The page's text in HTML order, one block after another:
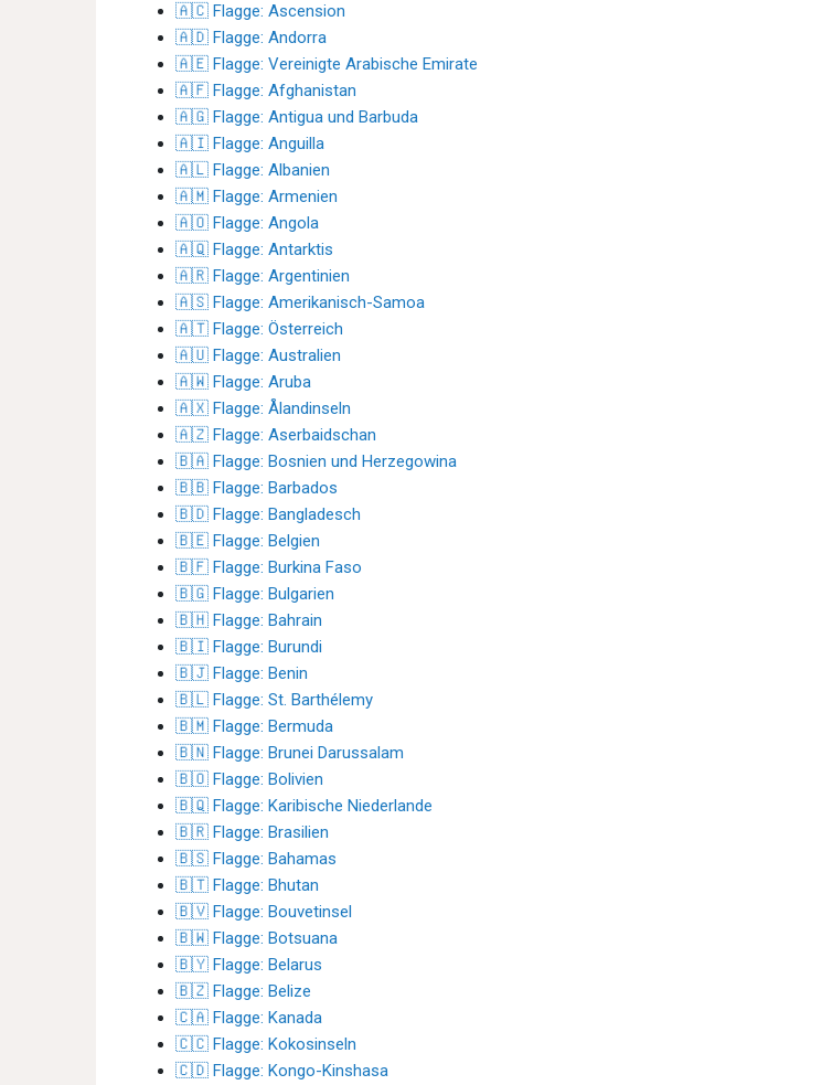
🇦🇨 Flagge: Ascension
🇦🇩 Flagge: Andorra
🇦🇪 Flagge: Vereinigte Arabische Emirate
🇦🇫 Flagge: Afghanistan
🇦🇬 Flagge: Antigua und Barbuda
🇦🇮 Flagge: Anguilla
🇦🇱 Flagge: Albanien
🇦🇲 Flagge: Armenien
🇦🇴 Flagge: Angola
🇦🇶 Flagge: Antarktis
🇦🇷 Flagge: Argentinien
🇦🇸 Flagge: Amerikanisch-Samoa
🇦🇹 Flagge: Österreich
🇦🇺 Flagge: Australien
🇦🇼 Flagge: Aruba
🇦🇽 Flagge: Ålandinseln
🇦🇿 Flagge: Aserbaidschan
🇧🇦 Flagge: Bosnien und Herzegowina
🇧🇧 Flagge: Barbados
🇧🇩 Flagge: Bangladesch
🇧🇪 Flagge: Belgien
🇧🇫 Flagge: Burkina Faso
🇧🇬 Flagge: Bulgarien
🇧🇭 Flagge: Bahrain
🇧🇮 Flagge: Burundi
🇧🇯 Flagge: Benin
🇧🇱 Flagge: St. Barthélemy
🇧🇲 Flagge: Bermuda
🇧🇳 Flagge: Brunei Darussalam
🇧🇴 Flagge: Bolivien
🇧🇶 Flagge: Karibische Niederlande
🇧🇷 Flagge: Brasilien
🇧🇸 Flagge: Bahamas
🇧🇹 Flagge: Bhutan
🇧🇻 Flagge: Bouvetinsel
🇧🇼 Flagge: Botsuana
🇧🇾 Flagge: Belarus
🇧🇿 Flagge: Belize
🇨🇦 Flagge: Kanada
🇨🇨 Flagge: Kokosinseln
🇨🇩 Flagge: Kongo-Kinshasa